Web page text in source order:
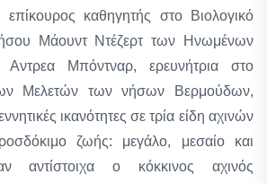
καθηγητής στο Βιολογικό
Μάουντ Ντέζερτ των Ηνωμένων
Αντρεα Μπόντναρ, ερευνήτρια στο
Μελετών των νήσων Βερμούδων,
ικανότητες σε τρία είδη αχινών
ζωής: μεγάλο, μεσαίο και
αντίστοιχα ο κόκκινος αχινός